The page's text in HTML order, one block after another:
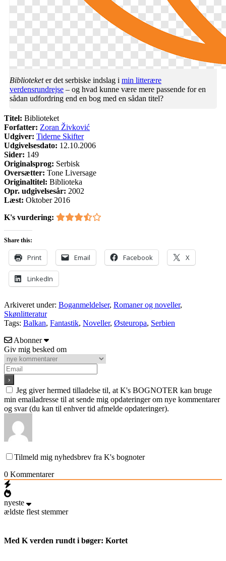
Biblioteketer det serbiske indslag i min litterære
verdensrundrejse – og hvad kunne være mere passende for en
sådan udfordring end en bog med en sådan titel?
Titel: Biblioteket
Forfatter: Zoran Živković
Udgiver: Tiderne Skifter
Udgivelsesdato: 12.10.2006
Sider: 149
Originalsprog: Serbisk
Oversætter: Tone Liversage
Originaltitel: Biblioteka
Opr. udgivelsesår: 2002
Læst: Oktober 2016
K's vurdering:
Share this:
Print Email Facebook X
LinkedIn
Arkiveret under: Boganmeldelser, Romaner og noveller,
Skønlitteratur
Tags: Balkan, Fantastik, Noveller, Østeuropa, Serbien
Abonner
Giv mig besked om
Jeg giver hermed tilladelse til, at K's BOGNOTER kan bruge
min emailadresse til at sende mig opdateringer om nye kommentarer
og svar (du kan til enhver tid afmelde opdateringer).
Tilmeld mig nyhedsbrev fra K's bognoter
0 Kommentarer
nyeste
ældste flest stemmer
Med K verden rundt i bøger: Kortet